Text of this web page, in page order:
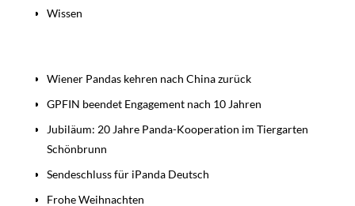
Wissen
Wiener Pandas kehren nach China zurück
GPFIN beendet Engagement nach 10 Jahren
Jubiläum: 20 Jahre Panda-Kooperation im Tiergarten
Schönbrunn
Sendeschluss für iPanda Deutsch
Frohe Weihnachten